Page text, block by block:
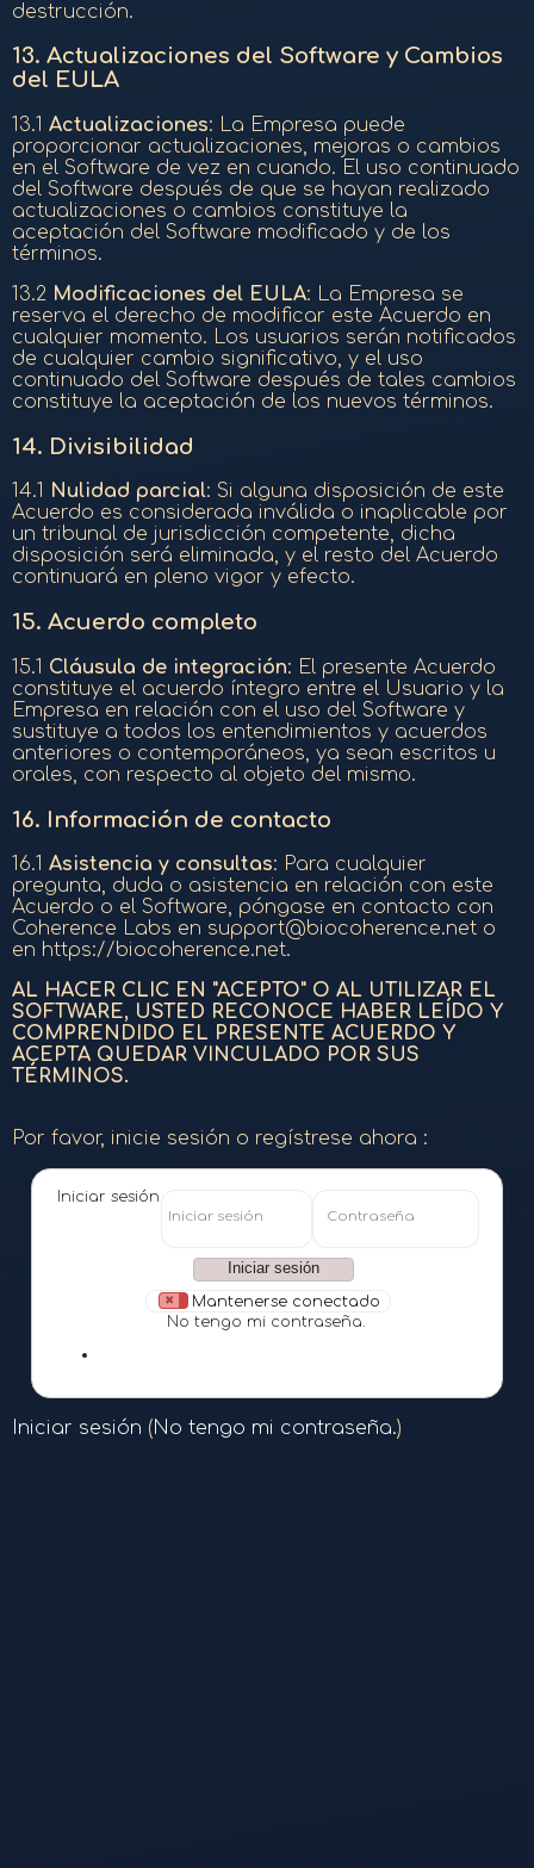
destrucción.
13. Actualizaciones del Software y Cambios
del EULA
13.1 Actualizaciones: La Empresa puede
proporcionar actualizaciones, mejoras o cambios
en el Software de vez en cuando. El uso continuado
del Software después de que se hayan realizado
actualizaciones o cambios constituye la
aceptación del Software modificado y de los
términos.
13.2 Modificaciones del EULA: La Empresa se
reserva el derecho de modificar este Acuerdo en
cualquier momento. Los usuarios serán notificados
de cualquier cambio significativo, y el uso
continuado del Software después de tales cambios
constituye la aceptación de los nuevos términos.
14. Divisibilidad
14.1 Nulidad parcial: Si alguna disposición de este
Acuerdo es considerada inválida o inaplicable por
un tribunal de jurisdicción competente, dicha
disposición será eliminada, y el resto del Acuerdo
continuará en pleno vigor y efecto.
15. Acuerdo completo
15.1 Cláusula de integración: El presente Acuerdo
constituye el acuerdo íntegro entre el Usuario y la
Empresa en relación con el uso del Software y
sustituye a todos los entendimientos y acuerdos
anteriores o contemporáneos, ya sean escritos u
orales, con respecto al objeto del mismo.
16. Información de contacto
16.1 Asistencia y consultas: Para cualquier
pregunta, duda o asistencia en relación con este
Acuerdo o el Software, póngase en contacto con
Coherence Labs en support@biocoherence.net o
en https://biocoherence.net.
AL HACER CLIC EN "ACEPTO" O AL UTILIZAR EL
SOFTWARE, USTED RECONOCE HABER LEÍDO Y
COMPRENDIDO EL PRESENTE ACUERDO Y
ACEPTA QUEDAR VINCULADO POR SUS
TÉRMINOS.
Por favor, inicie sesión o regístrese ahora :
Iniciar sesión
Iniciar sesión Contraseña
Mantenerse conectado
No tengo mi contraseña.
Iniciar sesión (No tengo mi contraseña.)